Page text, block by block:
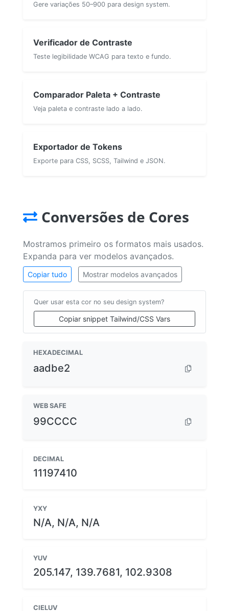
Gere variações 50–900 para design system.
Verificador de Contraste
Teste legibilidade WCAG para texto e fundo.
Comparador Paleta + Contraste
Veja paleta e contraste lado a lado.
Exportador de Tokens
Exporte para CSS, SCSS, Tailwind e JSON.
Conversões de Cores
Mostramos primeiro os formatos mais usados.
Expanda para ver modelos avançados.
Copiar tudo Mostrar modelos avançados
Quer usar esta cor no seu design system?
Copiar snippet Tailwind/CSS Vars
HEXADECIMAL
aadbe2
WEB SAFE
99CCCC
DECIMAL
11197410
YXY
N/A, N/A, N/A
YUV
205.147, 139.7681, 102.9308
CIELUV